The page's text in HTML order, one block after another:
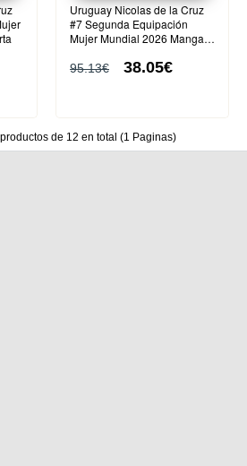
Uruguay Nicolas de la Cruz
#7 Segunda Equipación
Mujer Mundial 2026 Manga
95.13€ 38.05€
de 12 en total (1 Paginas)